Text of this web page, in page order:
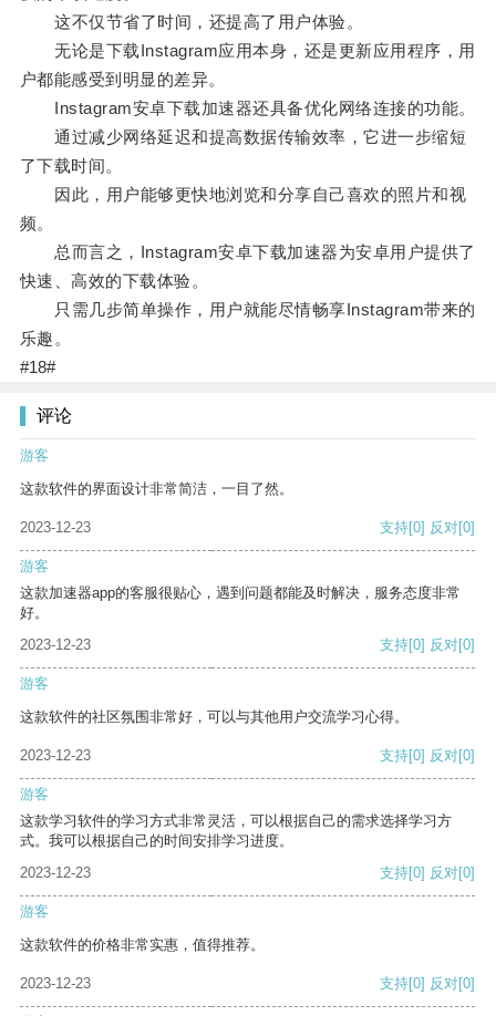
这不仅节省了时间，还提高了用户体验。
无论是下载Instagram应用本身，还是更新应用程序，用
户都能感受到明显的差异。
Instagram安卓下载加速器还具备优化网络连接的功能。
通过减少网络延迟和提高数据传输效率，它进一步缩短
了下载时间。
因此，用户能够更快地浏览和分享自己喜欢的照片和视
频。
总而言之，Instagram安卓下载加速器为安卓用户提供了
快速、高效的下载体验。
只需几步简单操作，用户就能尽情畅享Instagram带来的
乐趣。
#18#
评论
游客
这款软件的界面设计非常简洁，一目了然。
2023-12-23 支持[0] 反对[0]
游客
这款加速器app的客服很贴心，遇到问题都能及时解决，服务态度非常
好。
2023-12-23
支持[0] 反对[0]
游客
这款软件的社区氛围非常好，可以与其他用户交流学习心得。
2023-12-23 支持[0] 反对[0]
游客
这款学习软件的学习方式非常灵活，可以根据自己的需求选择学习方
式。我可以根据自己的时间安排学习进度。
2023-12-23
支持[0] 反对[0]
游客
这款软件的价格非常实惠，值得推荐。
2023-12-23 支持[0] 反对[0]